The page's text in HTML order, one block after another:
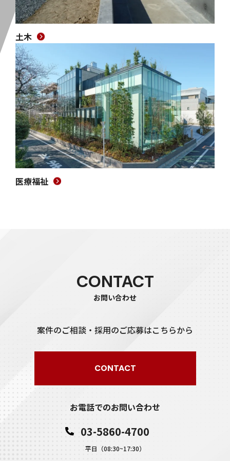
土木
医療福祉
CONTACT
お問い合わせ
案件のご相談・採用のご応募はこちらから
CONTACT
お電話でのお問い合わせ
03-5860-4700
平日（08:30~17:30）